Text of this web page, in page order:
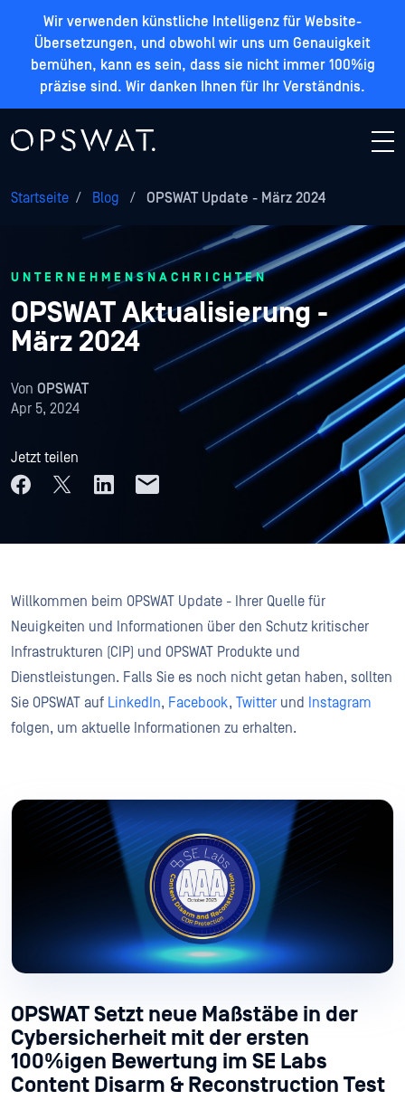
Wir verwenden künstliche Intelligenz für Website-
Übersetzungen, und obwohl wir uns um Genauigkeit
bemühen, kann es sein, dass sie nicht immer 100%ig
präzise sind. Wir danken Ihnen für Ihr Verständnis.
Startseite / Blog / OPSWAT Update - März 2024
UNTERNEHMENSNACHRICHTEN
OPSWAT Aktualisierung -
März 2024
Von OPSWAT
Apr 5, 2024
Jetzt teilen
Willkommen beim OPSWAT Update - Ihrer Quelle für
Neuigkeiten und Informationen über den Schutz kritischer
Infrastrukturen (CIP) und OPSWAT Produkte und
Dienstleistungen. Falls Sie es noch nicht getan haben, sollten
Sie OPSWAT auf LinkedIn, Facebook, Twitter und
Instagram
folgen, um aktuelle Informationen zu erhalten.
OPSWAT Setzt neue Maßstäbe in der
Cybersicherheit mit der ersten
100%igen Bewertung im SE Labs
Content Disarm & Reconstruction Test